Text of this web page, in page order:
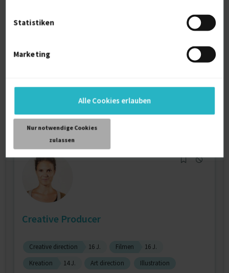
Statistiken
Marketing
Alle Cookies erlauben
Nur notwendige Cookies
zulassen
und Künstl...
Storyboards
Verfügbarkeit einsehen
D-01069 Dresden
Creative Producer
Creative direction 16 J. Filmen
16 J.
Kreation
14 J. Art direction Illustration